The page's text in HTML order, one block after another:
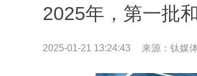
2025年，第一批
2025-01-21 13:24:43 来源：钛媒